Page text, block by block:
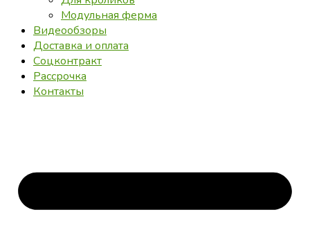
Модульная ферма
Видеообзоры
Доставка и оплата
Соцконтракт
Рассрочка
Контакты